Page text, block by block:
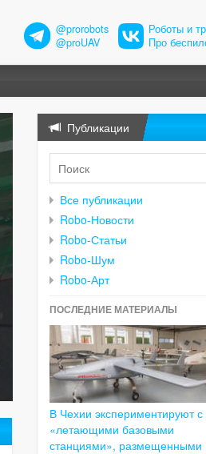
@prorobots
@proUAV
Роботы и
Про
Публикации
Все публикации
Robo-Новости
Robo-Статьи
Robo-Шум
Robo-Арт
ПОСЛЕДНИЕ МАТЕРИАЛЫ
В Чехии экспериментируют с
«летающими базовыми
станциями», размещенными